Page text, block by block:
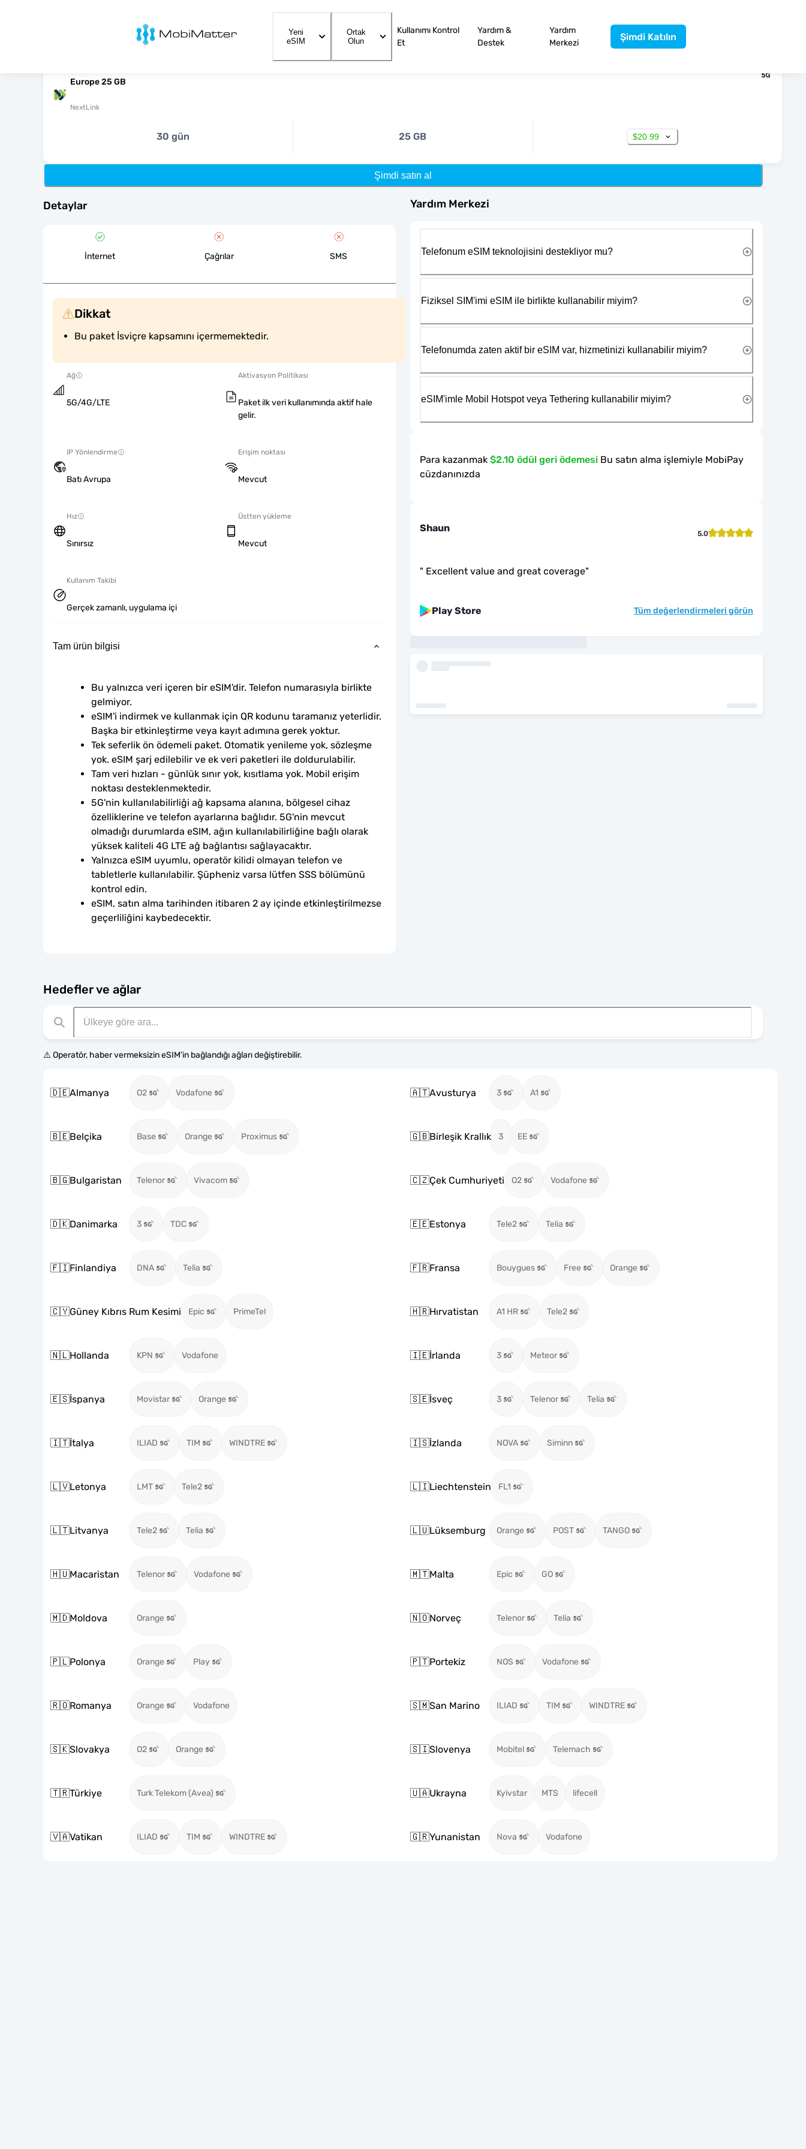
MobiMatter
Yeni
eSIM
Ortak
Olun
Kullanımı Kontrol
Et
Yardım &
Destek
Yardım
Merkezi
Şimdi Katılın
Europe 25 GB
NextLink
30 gün 25 GB $20.99
Şimdi satın al
Detaylar
İnternet Çağrılar SMS
Dikkat
Bu paket İsviçre kapsamını içermemektedir.
Ağ
5G/4G/LTE
Aktivasyon Politikası
Paket ilk veri kullanımında aktif hale
gelir.
IP Yönlendirme
Batı Avrupa
Erişim noktası
Mevcut
Hız
Sınırsız
Üstten yükleme
Mevcut
Kullanım Takibi
Gerçek zamanlı, uygulama içi
Tam ürün bilgisi
Bu yalnızca veri içeren bir eSIM'dir. Telefon numarasıyla birlikte
gelmiyor.
eSIM'i indirmek ve kullanmak için QR kodunu taramanız yeterlidir.
Başka bir etkinleştirme veya kayıt adımına gerek yoktur.
Tek seferlik ön ödemeli paket. Otomatik yenileme yok, sözleşme
yok. eSIM şarj edilebilir ve ek veri paketleri ile doldurulabilir.
Tam veri hızları - günlük sınır yok, kısıtlama yok. Mobil erişim
noktası desteklenmektedir.
5G'nin kullanılabilirliği ağ kapsama alanına, bölgesel cihaz
özelliklerine ve telefon ayarlarına bağlıdır. 5G'nin mevcut
olmadığı durumlarda eSIM, ağın kullanılabilirliğine bağlı olarak
yüksek kaliteli 4G LTE ağ bağlantısı sağlayacaktır.
Yalnızca eSIM uyumlu, operatör kilidi olmayan telefon ve
tabletlerle kullanılabilir. Şüpheniz varsa lütfen SSS bölümünü
kontrol edin.
eSIM, satın alma tarihinden itibaren 2 ay içinde etkinleştirilmezse
geçerliliğini kaybedecektir.
Hedefler ve ağlar
⚠️ Operatör, haber vermeksizin eSIM'in bağlandığı ağları değiştirebilir.
🇩🇪Almanya O2 Vodafone 🇦🇹Avusturya 3 A1
🇧🇪Belçika Base Orange Proximus 🇬🇧Birleşik Krallık 3 EE
🇧🇬Bulgaristan Telenor Vivacom 🇨🇿Çek Cumhuriyeti O2 Vodafone
🇩🇰Danimarka 3 TDC 🇪🇪Estonya Tele2 Telia
🇫🇮Finlandiya DNA Telia 🇫🇷Fransa Bouygues Free Orange
🇨🇾Güney Kıbrıs Rum Kesimi Epic PrimeTel 🇭🇷Hırvatistan A1 HR Tele2
🇳🇱Hollanda KPN Vodafone 🇮🇪İrlanda 3 Meteor
🇪🇸İspanya Movistar Orange 🇸🇪İsveç 3 Telenor Telia
🇮🇹İtalya ILIAD TIM WINDTRE 🇮🇸İzlanda NOVA Siminn
🇱🇻Letonya LMT Tele2 🇱🇮Liechtenstein FL1
🇱🇹Litvanya Tele2 Telia 🇱🇺Lüksemburg Orange POST TANGO
🇭🇺Macaristan Telenor Vodafone 🇲🇹Malta Epic GO
🇲🇩Moldova Orange 🇳🇴Norveç Telenor Telia
🇵🇱Polonya Orange Play 🇵🇹Portekiz NOS Vodafone
🇷🇴Romanya Orange Vodafone 🇸🇲San Marino ILIAD TIM WINDTRE
🇸🇰Slovakya O2 Orange 🇸🇮Slovenya Mobitel Telemach
🇹🇷Türkiye Turk Telekom (Avea) 🇺🇦Ukrayna Kyivstar MTS lifecell
🇻🇦Vatikan ILIAD TIM WINDTRE 🇬🇷Yunanistan Nova Vodafone
Yardım Merkezi
Telefonum eSIM teknolojisini destekliyor mu?
Fiziksel SIM'imi eSIM ile birlikte kullanabilir miyim?
Telefonumda zaten aktif bir eSIM var, hizmetinizi kullanabilir miyim?
eSIM'imle Mobil Hotspot veya Tethering kullanabilir miyim?
Para kazanmak $2.10 ödül geri ödemesi Bu satın alma işlemiyle MobiPay
cüzdanınızda
Shaun 5.0
" Excellent value and great coverage"
Play Store Tüm değerlendirmeleri görün